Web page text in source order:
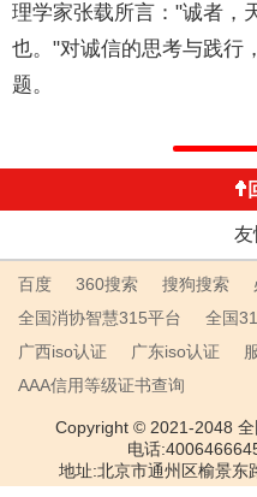
理学家张载所言："诚者，
也。"对诚信的思考与践行
题。
友
百度 360搜索 搜狗搜索
全国消协智慧315平台
全国
广西iso认证
广东iso认证
AAA信用等级证书查询
Copyright © 2021-2048
电话
地址:北京市通州区榆景